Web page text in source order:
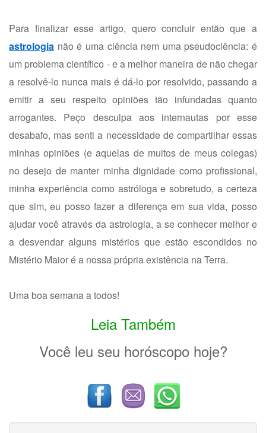
Para finalizar esse artigo, quero concluir então que a
astrologia não é uma ciência nem uma pseudociência: é
um problema científico - e a melhor maneira de não chegar
a resolvê-lo nunca mais é dá-lo por resolvido, passando a
emitir a seu respeito opiniões tão infundadas quanto
arrogantes. Peço desculpa aos internautas por esse
desabafo, mas senti a necessidade de compartilhar essas
minhas opiniões (e aquelas de muitos de meus colegas)
no desejo de manter minha dignidade como profissional,
minha experiência como astróloga e sobretudo, a certeza
que sim, eu posso fazer a diferença em sua vida, posso
ajudar você através da astrologia, a se conhecer melhor e
a desvendar alguns mistérios que estão escondidos no
Mistério Maior é a nossa própria existência na Terra.
Uma boa semana a todos!
Leia Também
Você leu seu horóscopo hoje?